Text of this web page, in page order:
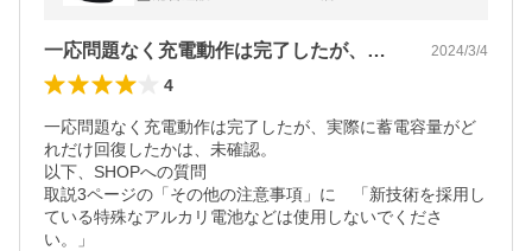
一応問題なく充電動作は完了したが、実際… 2024/3/4
4
一応問題なく充電動作は完了したが、実際に蓄電容量がど
れだけ回復したかは、未確認。
以下、SHOPへの質問
取説3ページの「その他の注意事項」に　「新技術を採用し
ている特殊なアルカリ電池などは使用しないでくださ
い。」